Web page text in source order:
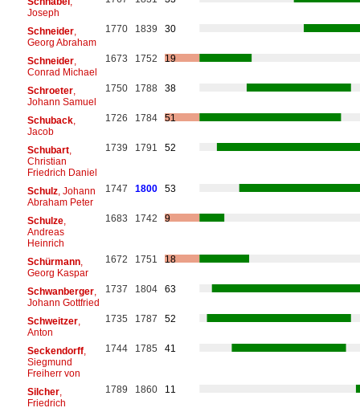
Joseph
Schneider,
Georg Abraham
1770 1839 30
Schneider,
Conrad Michael
1673 1752 19
Schroeter,
Johann Samuel
1750 1788 38
Schuback,
Jacob
1726 1784 51
Schubart,
Christian
Friedrich Daniel
1739 1791 52
Schulz, Johann
Abraham Peter
1747 1800 53
Schulze,
Andreas
Heinrich
1683 1742 9
Schürmann,
Georg Kaspar
1672 1751 18
Schwanberger,
Johann Gottfried
1737 1804 63
Schweitzer,
Anton
1735 1787 52
Seckendorff,
Siegmund
Freiherr von
1744 1785 41
Silcher,
Friedrich
1789 1860 11